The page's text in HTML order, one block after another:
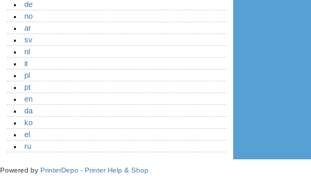
de
no
ar
sv
nl
it
pl
pt
en
da
ko
el
ru
Powered by PrinterDepo - Printer Help & Shop